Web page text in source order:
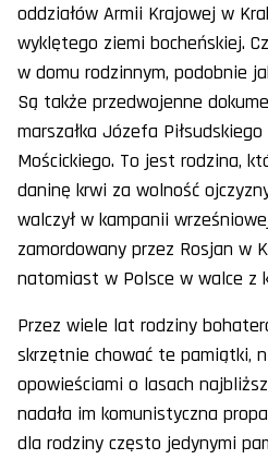
oddziałów Armii Krajowej w
wyklętego ziemi bocheńskiej.
w domu rodzinnym, podobnie
Są także przedwojenne
marszałka Józefa
Mościckiego. To jest rodzina,
daninę krwi za wolność
walczył w kampanii
zamordowany przez Rosjan w
natomiast w Polsce w walce z
Przez wiele lat rodziny
skrzętnie chować te pamiątki,
opowieściami o lasach
nadała im komunistyczna
dla rodziny często jedynymi